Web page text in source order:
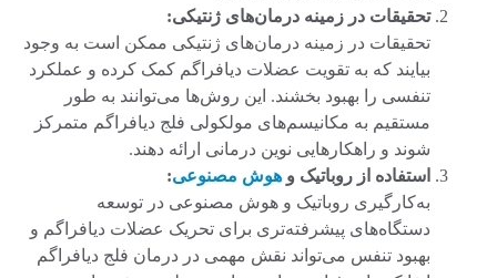
تحقیقات در زمینه درمان‌های ژنتیکی:
تحقیقات در زمینه درمان‌های ژنتیکی ممکن است به وجود
بیایند که به تقویت عضلات دیافراگم کمک کرده و عملکرد
تنفسی را بهبود بخشند. این روش‌ها می‌توانند به طور
مستقیم به مکانیسم‌های مولکولی فلج دیافراگم متمرکز
شوند و راهکارهایی نوین درمانی ارائه دهند.
استفاده از روباتیک و هوش مصنوعی:
به‌کارگیری روباتیک و هوش مصنوعی در توسعه
دستگاه‌های پیشرفته‌تری برای تحریک عضلات دیافراگم و
بهبود تنفس می‌تواند نقش مهمی در درمان فلج دیافراگم